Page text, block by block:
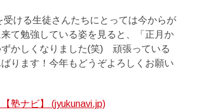
ける生徒さんたちにとっては今からが
て勉強している姿を見ると、「正月か
かしくなりました(笑) 頑張っている
ります！今年もどうぞよろしくお願い
塾ナビ】 (jyukunavi.jp)